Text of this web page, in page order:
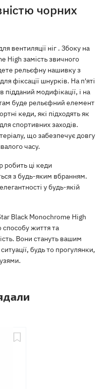
чорних
вентиляції ніг . Збоку на
High замість звичного
рельєфну нашивку з
фіксації шнурків. На п'яті
модифікації, і на
буде рельєфний елемент
кеди, які підходять як
спортивних заходів.
що забезпечує довгу
часу.
ці кеди
з будь-яким вбранням.
у будь-якій
Black Monochrome High
способу життя та
Вони стануть вашим
будь то прогулянки,